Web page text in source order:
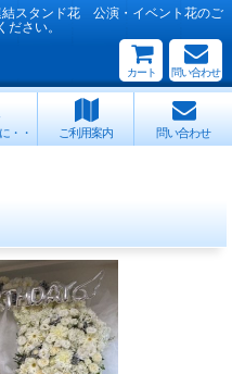
タンド花 公演・イベント花のご
ださい。
カート 問い合わせ
・・ ご利用案内 問い合わせ